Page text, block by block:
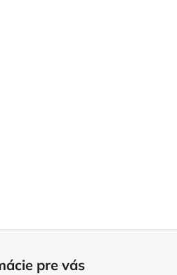
pre vás